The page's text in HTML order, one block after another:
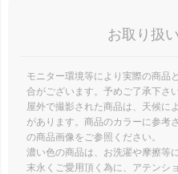
お取り扱
モニター環境等により実際の商品
合がございます。予めご了承下さい
屋外で撮影された商品は、天候に
があります。商品のカラーに参考
の商品画像をご参照ください。
濃い色の商品は、お洗濯や摩擦等
末永くご愛用頂く為に、アテンシ